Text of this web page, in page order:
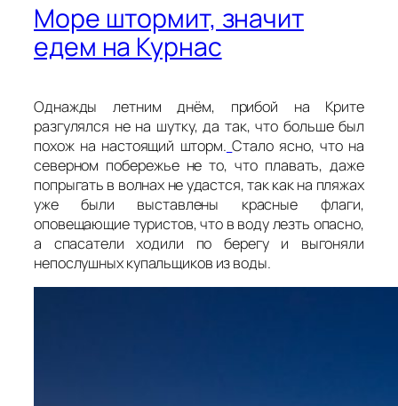
Море штормит, значит
едем на Курнас
Однажды летним днём, прибой на Крите
разгулялся не на шутку, да так, что больше был
похож на настоящий шторм. Стало ясно, что на
северном побережье не то, что плавать, даже
попрыгать в волнах не удастся, так как на пляжах
уже были выставлены красные флаги,
оповещающие туристов, что в воду лезть опасно,
а спасатели ходили по берегу и выгоняли
непослушных купальщиков из воды.